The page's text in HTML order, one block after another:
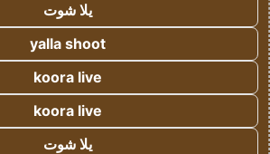
يلا شوت
yalla shoot
koora live
koora live
يلا شوت